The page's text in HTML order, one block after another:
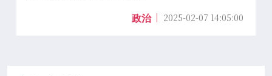
政治 2025-02-07 14:05:00